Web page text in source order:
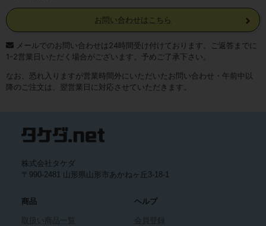
お問い合わせはこちら
メールでのお問い合わせは24時間受け付けております。ご返答までに
1-2営業日いただく場合がございます。予めご了承下さい。
なお、恐れ入りますが営業時間外にいただいたお問い合わせ・午前中以
降のご注文は、翌営業日に対応させていただきます。
株式会社タケダ
〒990-2481 山形県山形市あかねヶ丘3-18-1
商品
取扱い商品一覧
ヘルプ
会員登録